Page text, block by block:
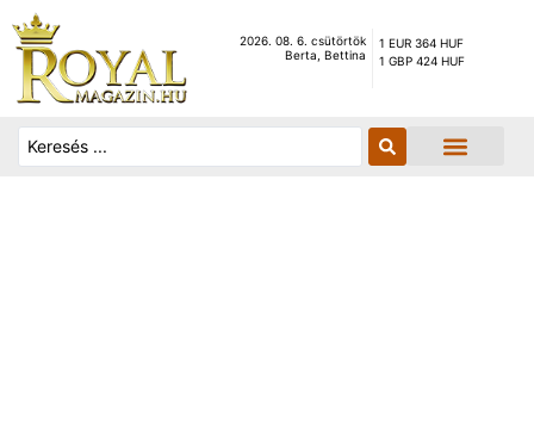
2026. 08. 6. csütörtök
Berta, Bettina
1 EUR 364 HUF
1 GBP 424 HUF